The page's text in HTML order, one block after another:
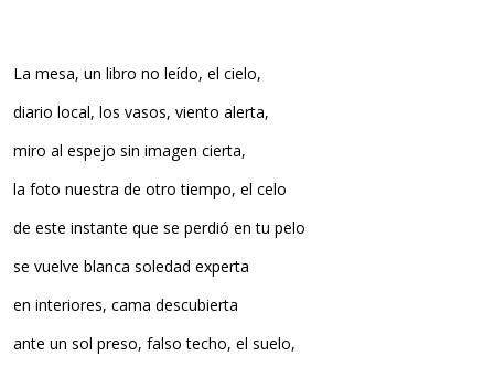
La mesa, un libro no leído, el cielo,
diario local, los vasos, viento alerta,
miro al espejo sin imagen cierta,
la foto nuestra de otro tiempo, el celo
de este instante que se perdió en tu pelo
se vuelve blanca soledad experta
en interiores, cama descubierta
ante un sol preso, falso techo, el suelo,